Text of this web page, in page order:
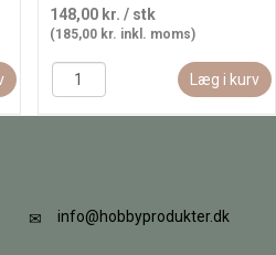
148,00 kr. / stk
(185,00 kr. inkl. moms)
Læg i kurv
info@hobbyprodukter.dk